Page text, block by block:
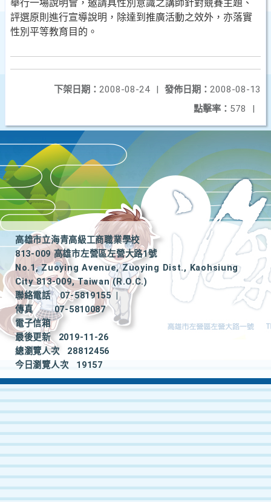
舉行一場說明會，邀請具性別意識之講師針對競賽主題、
評選原則進行宣導說明，除達到推廣活動之效外，亦落實
性別平等教育目的。
發佈日期： 2008-08-13
下架日期： 2008-08-24
|
點擊率： 578 |
高雄市立海青高級工商職業學校
813-009 高雄市左營區左營大路1號
No.1, Zuoying Avenue, Zuoying Dist., Kaohsiung
City 813-009, Taiwan (R.O.C.)
聯絡電話
07-5819155
|
傳真
07-5810087
電子信箱
最後更新
2019-11-26
總瀏覽人次
28812456
今日瀏覽人次
19157